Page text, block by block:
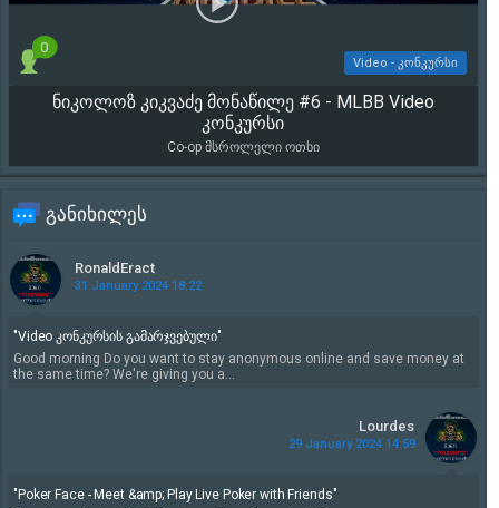
0
2 082
Video - კონკურსი
ნიკოლოზ კიკვაძე მონაწილე #6 - MLBB Video
კონკურსი
Co-op მსროლელი ოთხი
განიხილეს
"Video კონკურსის გამარჯვებული"
Good morning Do you want to stay anonymous online and save money at
the same time? We're giving you a...
RonaldEract
31 January 2024 18:22
"Poker Face - Meet &amp; Play Live Poker with Friends"
Lourdes
29 January 2024 14:59